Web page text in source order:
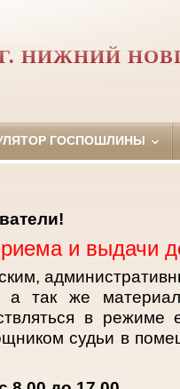
НИЖНИЙ
ГОСПОШЛИНЫ
и выдачи
так же
в режиме
судьи в